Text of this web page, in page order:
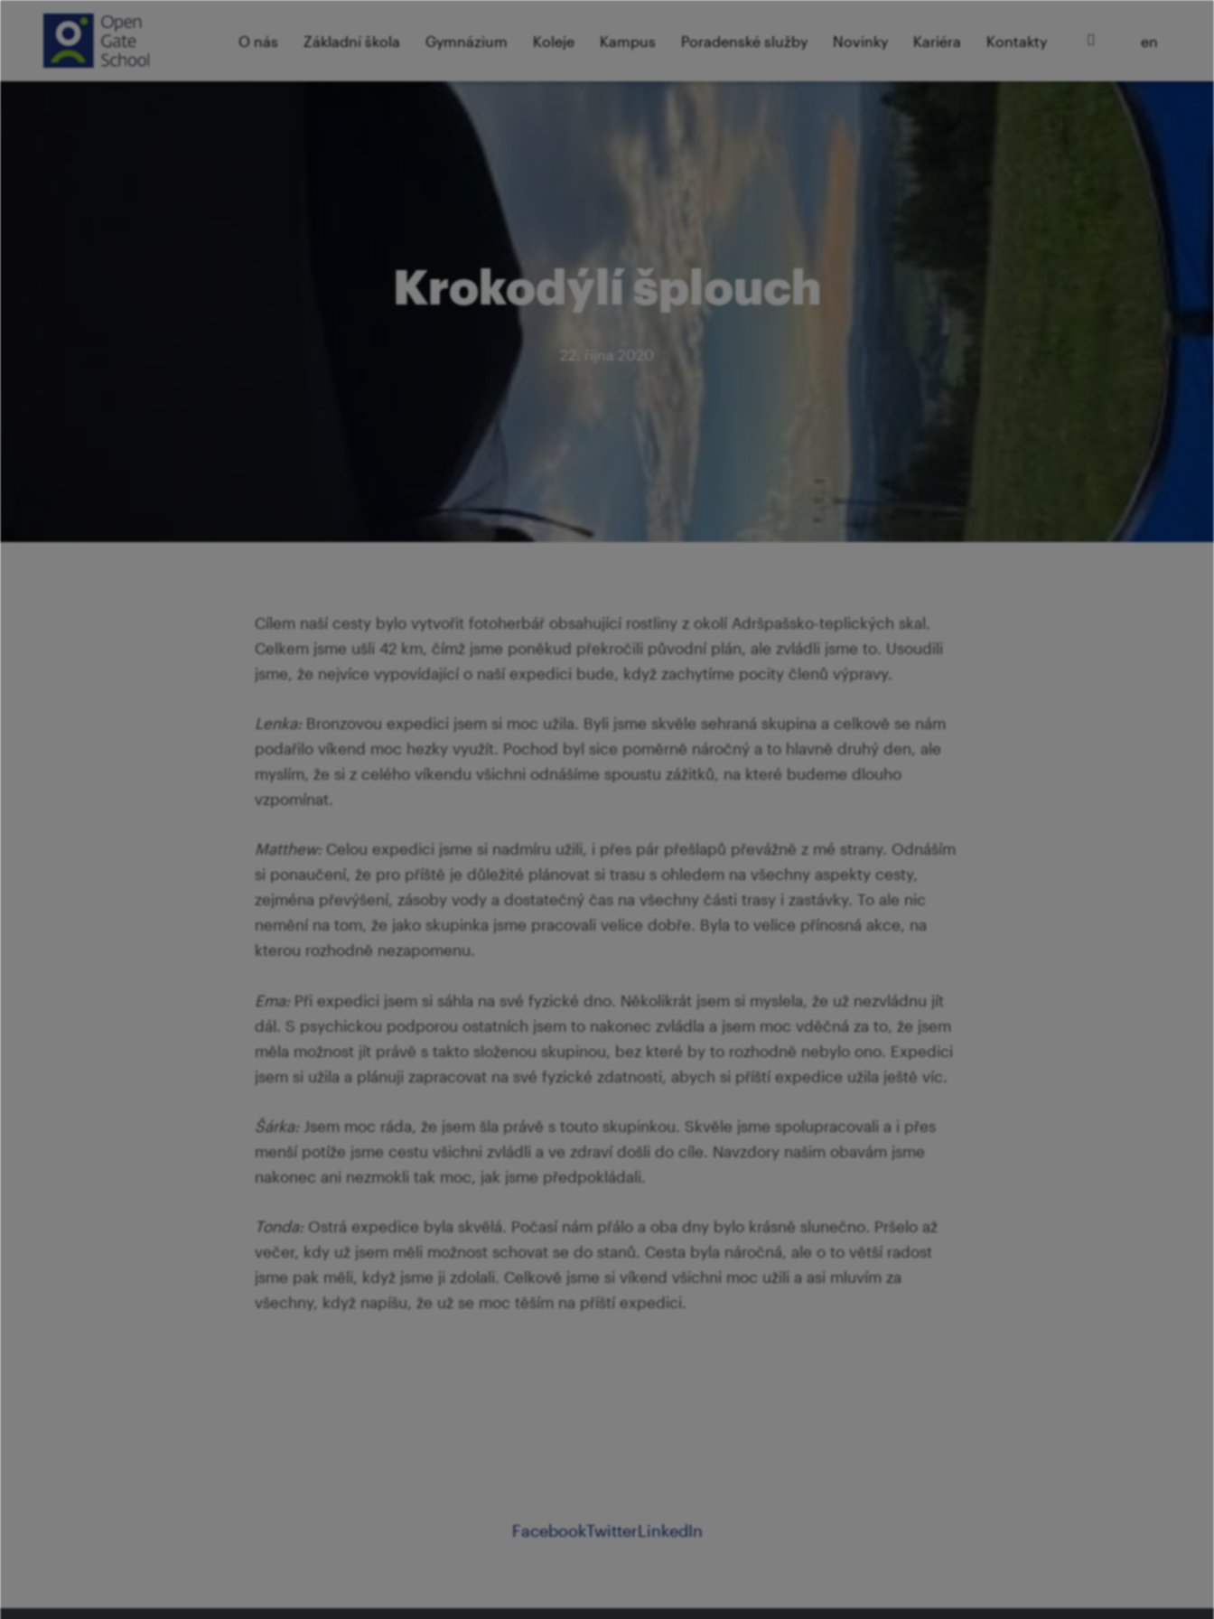
O nás Základní škola Gymnázium Koleje Kampus Poradenské služby Novinky Kariéra Kontakty cz
en
Krokodýlí šplouch
22. října 2020
Cílem naší cesty bylo vytvořit fotoherbář obsahující rostliny z okolí Adršpašsko-teplických skal.
Celkem jsme ušli 42 km, čímž jsme poněkud překročili původní plán, ale zvládli jsme to. Usoudili
jsme, že nejvíce vypovídající o naší expedici bude, když zachytíme pocity členů výpravy.
Lenka: Bronzovou expedici jsem si moc užila. Byli jsme skvěle sehraná skupina a celkově se nám
podařilo víkend moc hezky využít. Pochod byl sice poměrně náročný a to hlavně druhý den, ale
myslím, že si z celého víkendu všichni odnášíme spoustu zážitků, na které budeme dlouho
vzpomínat.
Matthew: Celou expedici jsme si nadmíru užili, i přes pár přešlapů převážně z mé strany. Odnáším
si ponaučení, že pro příště je důležité plánovat si trasu s ohledem na všechny aspekty cesty,
zejména převýšení, zásoby vody a dostatečný čas na všechny části trasy i zastávky. To ale nic
nemění na tom, že jako skupinka jsme pracovali velice dobře. Byla to velice přínosná akce, na
kterou rozhodně nezapomenu.
Ema: Při expedici jsem si sáhla na své fyzické dno. Několikrát jsem si myslela, že už nezvládnu jít
dál. S psychickou podporou ostatních jsem to nakonec zvládla a jsem moc vděčná za to, že jsem
měla možnost jít právě s takto složenou skupinou, bez které by to rozhodně nebylo ono. Expedici
jsem si užila a plánuji zapracovat na své fyzické zdatnosti, abych si příští expedice užila ještě víc.
Šárka: Jsem moc ráda, že jsem šla právě s touto skupinkou. Skvěle jsme spolupracovali a i přes
menší potíže jsme cestu všichni zvládli a ve zdraví došli do cíle. Navzdory našim obavám jsme
nakonec ani nezmokli tak moc, jak jsme předpokládali.
Tonda: Ostrá expedice byla skvělá. Počasí nám přálo a oba dny bylo krásně slunečno. Pršelo až
večer, kdy už jsem měli možnost schovat se do stanů. Cesta byla náročná, ale o to větší radost
jsme pak měli, když jsme ji zdolali. Celkově jsme si víkend všichni moc užili a asi mluvím za
všechny, když napíšu, že už se moc těším na příští expedici.
FacebookTwitterLinkedIn